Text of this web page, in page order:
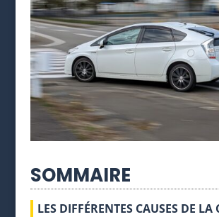
SOMMAIRE
LES DIFFÉRENTES CAUSES DE LA